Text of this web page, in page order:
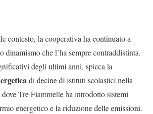
contesto, la cooperativa ha continuato a
dinamismo che l’ha sempre contraddistinta.
degli ultimi anni, spicca la
di decine di istituti scolastici nella
Tre Fiammelle ha introdotto sistemi
energetico e la riduzione delle emissioni.